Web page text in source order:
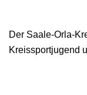
Der Saale-Orla-
Kreissportjugend